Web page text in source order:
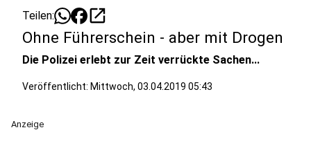
Teilen: open_in_new
Ohne Führerschein - aber mit Drogen
Die Polizei erlebt zur Zeit verrückte Sachen...
Veröffentlicht: Mittwoch, 03.04.2019 05:43
Anzeige